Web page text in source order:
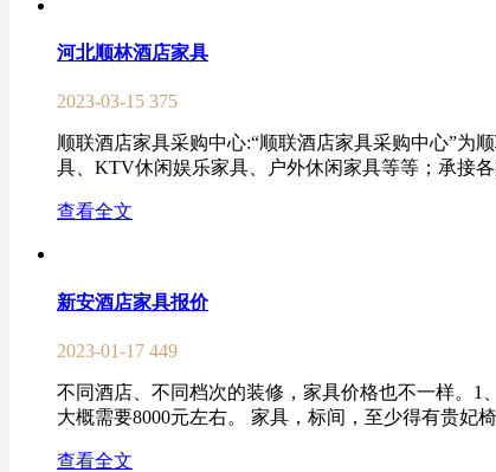
河北顺林酒店家具
2023-03-15 375
顺联酒店家具采购中心:“顺联酒店家具采购中心”为
具、KTV休闲娱乐家具、户外休闲家具等等；承接
查看全文
新安酒店家具报价
2023-01-17 449
不同酒店、不同档次的装修，家具价格也不一样。1
大概需要8000元左右。 家具，标间，至少得有贵妃
查看全文